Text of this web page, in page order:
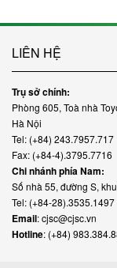
LIÊN HỆ
Trụ sở chính:
Phòng 605, Toà nhà
Hà Nội
Tel: (+84) 243.7957.717
Fax: (+84-4).3795.7716
Chi nhánh phía Nam:
Số nhà 55, đường S,
Tel: (+84-28).3535.1497
Email: cjsc@cjsc.vn
Hotline: (+84)